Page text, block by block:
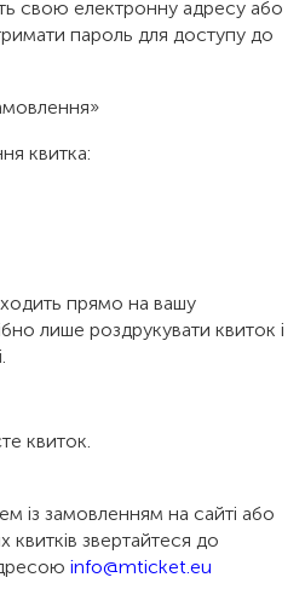
свою електронну адресу або
пароль для доступу до
квитка:
прямо на вашу
лише роздрукувати квиток і
квиток.
із замовленням на сайті або
звертайтеся до
info@mticket.eu